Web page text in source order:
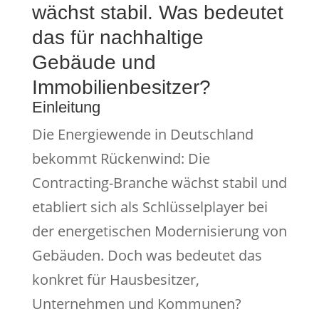
wächst stabil. Was bedeutet
das für nachhaltige
Gebäude und
Immobilienbesitzer?
Einleitung
Die Energiewende in Deutschland
bekommt Rückenwind: Die
Contracting-Branche wächst stabil und
etabliert sich als Schlüsselplayer bei
der energetischen Modernisierung von
Gebäuden. Doch was bedeutet das
konkret für Hausbesitzer,
Unternehmen und Kommunen?